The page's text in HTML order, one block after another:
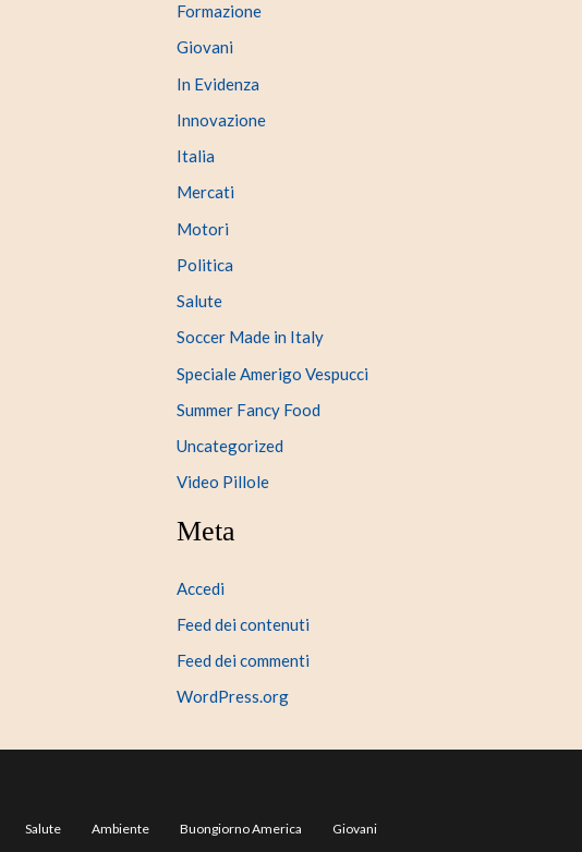
Formazione
Giovani
In Evidenza
Innovazione
Italia
Mercati
Motori
Politica
Salute
Soccer Made in Italy
Speciale Amerigo Vespucci
Summer Fancy Food
Uncategorized
Video Pillole
Meta
Accedi
Feed dei contenuti
Feed dei commenti
WordPress.org
Salute Ambiente Buongiorno America Giovani